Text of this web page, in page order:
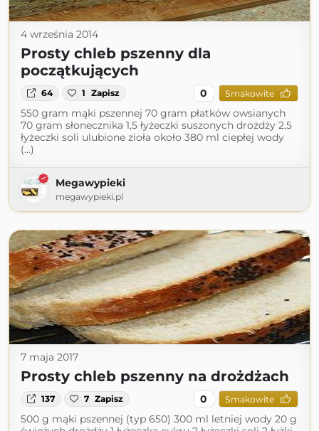
4 września 2014
Prosty chleb pszenny dla
początkujących
64 1 Zapisz 0 Smakowite
550 gram mąki pszennej 70 gram płatków owsianych
70 gram słonecznika 1,5 łyżeczki suszonych drożdży 2,5
łyżeczki soli ulubione zioła około 380 ml ciepłej wody
(...)
Megawypieki
megawypieki.pl
7 maja 2017
Prosty chleb pszenny na drożdżach
137 7 Zapisz 0 Smakowite
500 g mąki pszennej (typ 650) 300 ml letniej wody 20 g